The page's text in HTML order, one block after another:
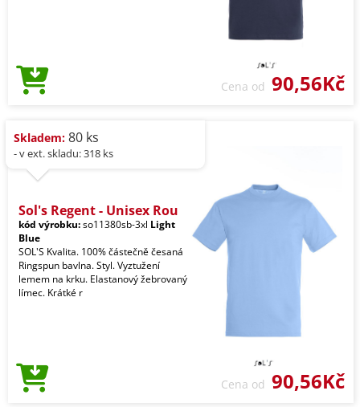
Cena od 90,56Kč
Skladem: 80 ks
- v ext. skladu: 318 ks
Sol's Regent - Unisex Rou
kód výrobku:so11380sb-3xl Light
Blue
SOL'S Kvalita. 100% částečně česaná
Ringspun bavlna. Styl. Vyztužení
lemem na krku. Elastanový žebrovaný
límec. Krátké r
Cena od 90,56Kč